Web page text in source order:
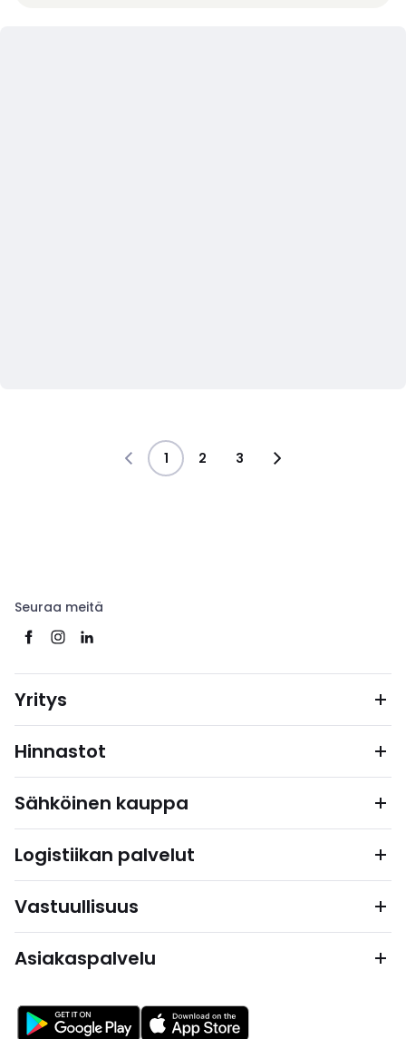
1 2 3
Seuraa meitä
Yritys
Hinnastot
Sähköinen kauppa
Logistiikan palvelut
Vastuullisuus
Asiakaspalvelu